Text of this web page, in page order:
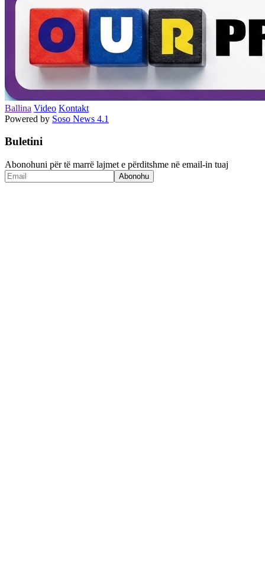
Ballina Video Kontakt
Powered by Soso News 4.1
Buletini
Abonohuni për të marrë lajmet e përditshme në email-in tuaj
Abonohu